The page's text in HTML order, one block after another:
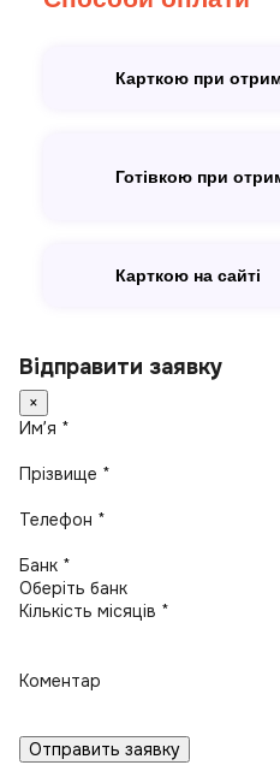
Карткою при
Готівкою при
Карткою на сайті
Відправити заявку
×
Имʼя *
Прізвище *
Телефон *
Банк *
Кількість місяців *
Коментар
Отправить заявку